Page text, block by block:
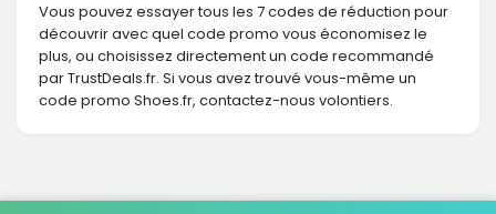
Vous pouvez essayer tous les 7 codes de réduction pour
découvrir avec quel code promo vous économisez le
plus, ou choisissez directement un code recommandé
par TrustDeals.fr. Si vous avez trouvé vous-même un
code promo Shoes.fr, contactez-nous volontiers.